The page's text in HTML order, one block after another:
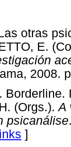
otras
E.
Borderline.
(Orgs.).A
psicanálise
]